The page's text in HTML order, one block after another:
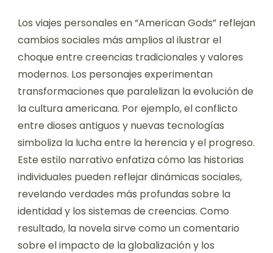
Los viajes personales en “American Gods” reflejan
cambios sociales más amplios al ilustrar el
choque entre creencias tradicionales y valores
modernos. Los personajes experimentan
transformaciones que paralelizan la evolución de
la cultura americana. Por ejemplo, el conflicto
entre dioses antiguos y nuevas tecnologías
simboliza la lucha entre la herencia y el progreso.
Este estilo narrativo enfatiza cómo las historias
individuales pueden reflejar dinámicas sociales,
revelando verdades más profundas sobre la
identidad y los sistemas de creencias. Como
resultado, la novela sirve como un comentario
sobre el impacto de la globalización y los